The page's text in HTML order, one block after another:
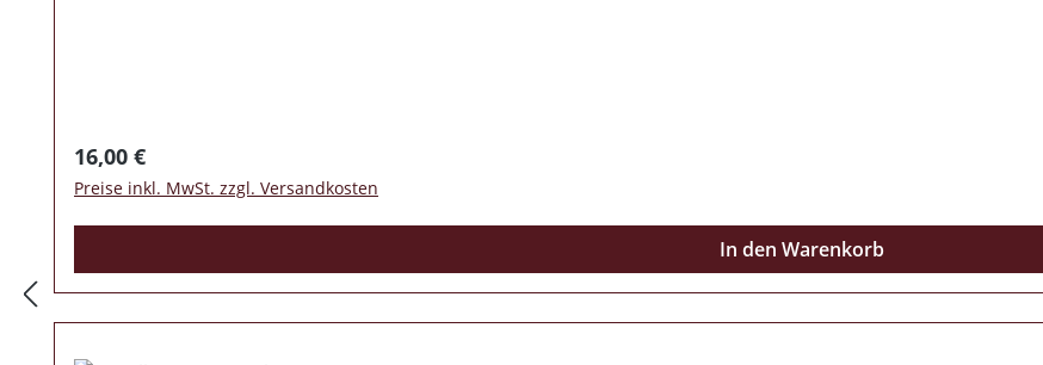
Regulärer Preis:
16,00 €
Preise inkl. MwSt. zzgl. Versandkosten
In den Warenkorb